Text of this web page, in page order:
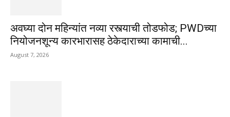
अवघ्या दोन महिन्यांत नव्या रस्त्याची तोडफोड; PWDच्या
नियोजनशून्य कारभारासह ठेकेदाराच्या कामाची...
August 7, 2026